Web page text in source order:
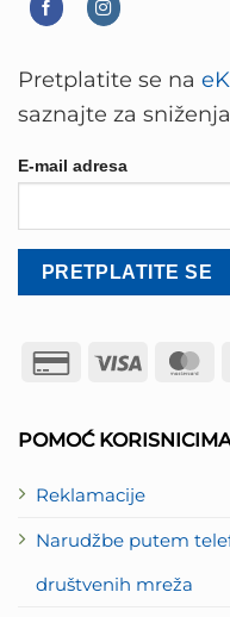
POMOĆ
Reklamacije
Narudžbe putem
društvenih mreža
Pretplatite se na
saznajte za
E-mail adresa
Credit
Visa